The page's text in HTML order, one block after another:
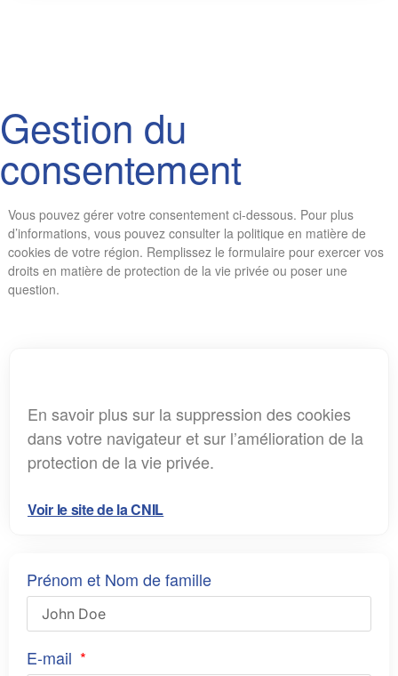
Gestion du
consentement
Vous pouvez gérer votre consentement ci-dessous. Pour plus
d’informations, vous pouvez consulter la politique en matière de
cookies de votre région. Remplissez le formulaire pour exercer vos
droits en matière de protection de la vie privée ou poser une
question.
En savoir plus sur la suppression des cookies
dans votre navigateur et sur l’amélioration de la
protection de la vie privée.
Voir le site de la CNIL
Prénom et Nom de famille
E-mail